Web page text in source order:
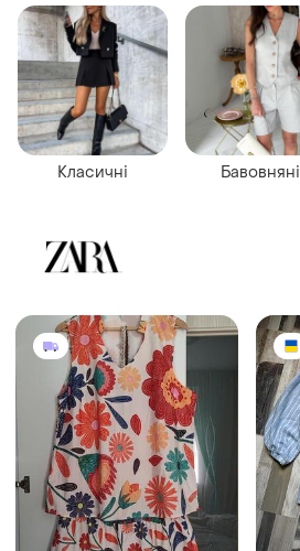
Класичні Бавовняні